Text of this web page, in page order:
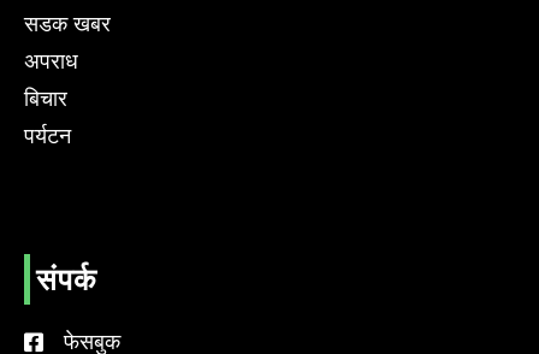
सडक खबर
अपराध
बिचार
पर्यटन
संपर्क
फेसबुक